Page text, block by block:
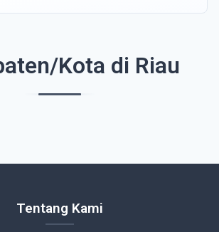
Kota di Riau
Tentang Kami